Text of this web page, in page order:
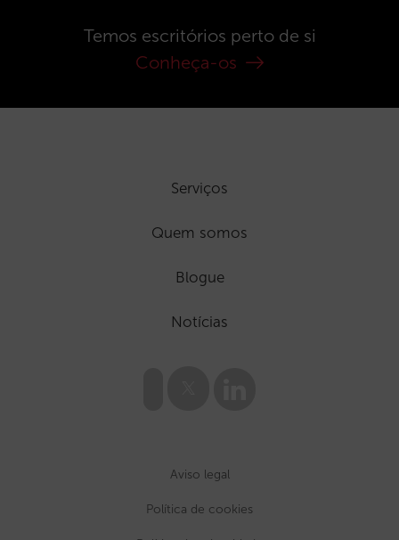
Temos escritórios perto de si
Conheça-os
Serviços
Quem somos
Blogue
Notícias
Aviso legal
Política de cookies